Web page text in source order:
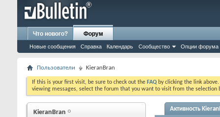
Что нового? Форум
Новые сообщения Справка Календарь Сообщество Опции форума
Пользователи KieranBran
If this is your first visit, be sure to check out the FAQ by clicking the link
viewing messages, select the forum that you want to visit from the selection
KieranBran Активность